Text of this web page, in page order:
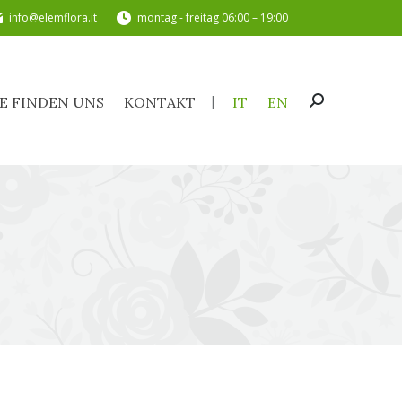
info@elemflora.it montag - freitag 06:00 – 19:00
FINDEN UNS KONTAKT IT EN Search:
SIE FINDEN UNS KONTAKT IT EN